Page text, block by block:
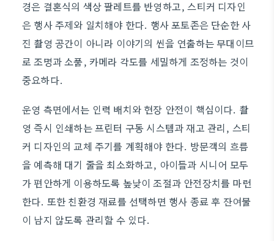
경은 결혼식의 색상 팔레트를 반영하고, 스티커 디자인
은 행사 주제와 일치해야 한다. 행사 포토존은 단순한 사
진 촬영 공간이 아니라 이야기의 씬을 연출하는 무대이므
로 조명과 소품, 카메라 각도를 세밀하게 조정하는 것이
중요하다.
운영 측면에서는 인력 배치와 현장 안전이 핵심이다. 촬
영 즉시 인쇄하는 프린터 구동 시스템과 재고 관리, 스티
커 디자인의 교체 주기를 계획해야 한다. 방문객의 흐름
을 예측해 대기 줄을 최소화하고, 아이들과 시니어 모두
가 편안하게 이용하도록 높낮이 조절과 안전장치를 마련
한다. 또한 친환경 재료를 선택하면 행사 종료 후 잔여물
이 남지 않도록 관리할 수 있다.